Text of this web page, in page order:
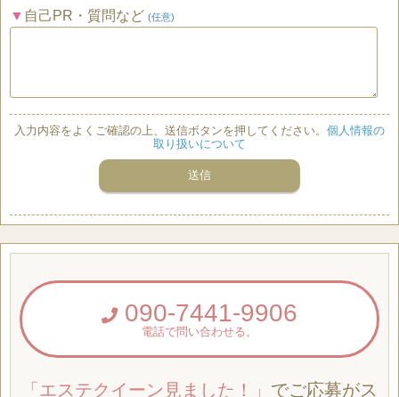
自己PR・質問など (任意)
入力内容をよくご確認の上、送信ボタンを押してください。 個人情報の
取り扱いについて
090-7441-9906
電話で問い合わせる。
「エステクイーン見ました！」 でご応募がス